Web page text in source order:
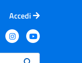
Accedi